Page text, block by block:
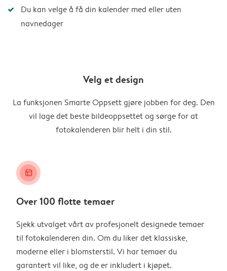
Du kan velge å få din kalender med eller uten
navnedager
Velg et design
La funksjonen Smarte Oppsett gjøre jobben for deg. Den
vil lage det beste bildeoppsettet og sørge for at
fotokalenderen blir helt i din stil.
layout_alt
Over 100 flotte temaer
Sjekk utvalget vårt av profesjonelt designede temaer
til fotokalenderen din. Om du liker det klassiske,
moderne eller i blomsterstil. Vi har temaer du
garantert vil like, og de er inkludert i kjøpet.